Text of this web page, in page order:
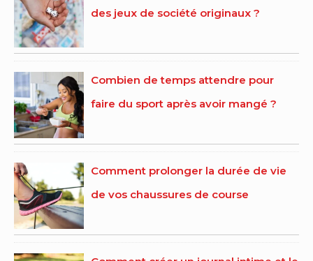
des jeux de société originaux ?
Combien de temps attendre pour
faire du sport après avoir mangé ?
Comment prolonger la durée de vie
de vos chaussures de course